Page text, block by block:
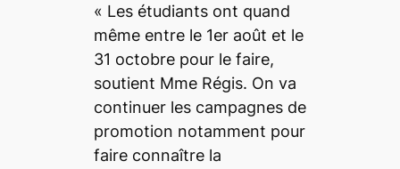
« Les étudiants ont quand
même entre le 1er août et le
31 octobre pour le faire,
soutient Mme Régis. On va
continuer les campagnes de
promotion notamment pour
faire connaître la